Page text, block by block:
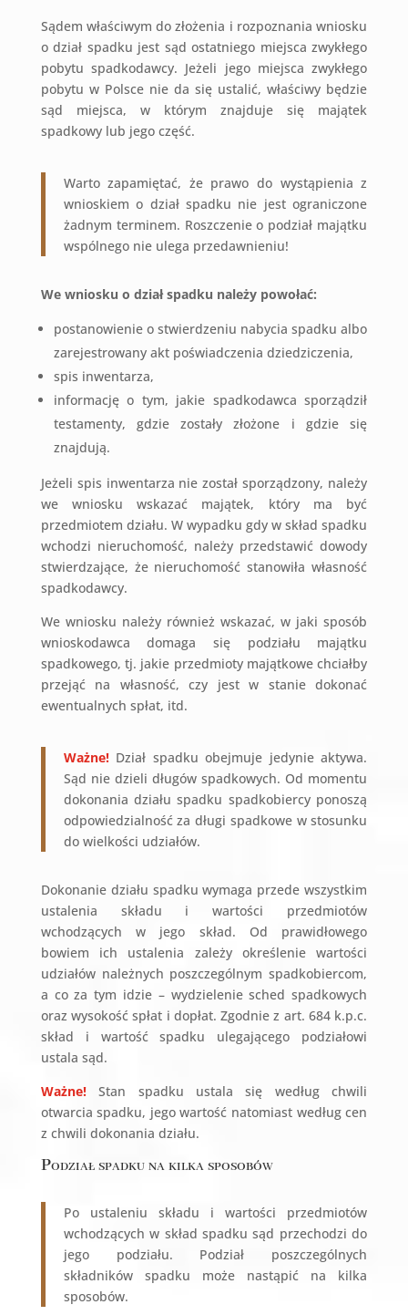
Sądem właściwym do złożenia i rozpoznania wniosku
o dział spadku jest sąd ostatniego miejsca zwykłego
pobytu spadkodawcy. Jeżeli jego miejsca zwykłego
pobytu w Polsce nie da się ustalić, właściwy będzie
sąd miejsca, w którym znajduje się majątek
spadkowy lub jego część.
Warto zapamiętać, że prawo do wystąpienia z
wnioskiem o dział spadku nie jest ograniczone
żadnym terminem. Roszczenie o podział majątku
wspólnego nie ulega przedawnieniu!
We wniosku o dział spadku należy powołać:
postanowienie o stwierdzeniu nabycia spadku albo
zarejestrowany akt poświadczenia dziedziczenia,
spis inwentarza,
informację o tym, jakie spadkodawca sporządził
testamenty, gdzie zostały złożone i gdzie się
znajdują.
Jeżeli spis inwentarza nie został sporządzony, należy
we wniosku wskazać majątek, który ma być
przedmiotem działu. W wypadku gdy w skład spadku
wchodzi nieruchomość, należy przedstawić dowody
stwierdzające, że nieruchomość stanowiła własność
spadkodawcy.
We wniosku należy również wskazać, w jaki sposób
wnioskodawca domaga się podziału majątku
spadkowego, tj. jakie przedmioty majątkowe chciałby
przejąć na własność, czy jest w stanie dokonać
ewentualnych spłat, itd.
Ważne!Dział spadku obejmuje jedynie aktywa.
Sąd nie dzieli długów spadkowych. Od momentu
dokonania działu spadku spadkobiercy ponoszą
odpowiedzialność za długi spadkowe w stosunku
do wielkości udziałów.
Dokonanie działu spadku wymaga przede wszystkim
ustalenia składu i wartości przedmiotów
wchodzących w jego skład. Od prawidłowego
bowiem ich ustalenia zależy określenie wartości
udziałów należnych poszczególnym spadkobiercom,
a co za tym idzie – wydzielenie sched spadkowych
oraz wysokość spłat i dopłat. Zgodnie z art. 684 k.p.c.
skład i wartość spadku ulegającego podziałowi
ustala sąd.
Ważne!Stan spadku ustala się według chwili
otwarcia spadku, jego wartość natomiast według cen
z chwili dokonania działu.
Podział spadku na kilka sposobów
Po ustaleniu składu i wartości przedmiotów
wchodzących w skład spadku sąd przechodzi do
jego podziału. Podział poszczególnych
składników spadku może nastąpić na kilka
sposobów.